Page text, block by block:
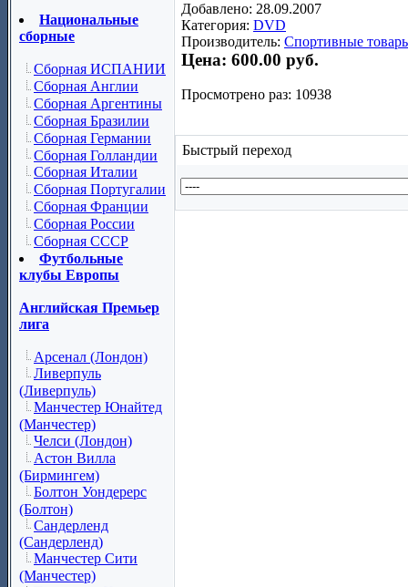
Национальные
сборные
Сборная ИСПАНИИ
Сборная Англии
Сборная Аргентины
Сборная Бразилии
Сборная Германии
Сборная Голландии
Сборная Италии
Сборная Португалии
Сборная Франции
Сборная России
Сборная СССР
Футбольные
клубы Европы
Английская Премьер
лига
Арсенал (Лондон)
Ливерпуль
(Ливерпуль)
Манчестер Юнайтед
(Манчестер)
Челси (Лондон)
Астон Вилла
(Бирмингем)
Болтон Уондерерс
(Болтон)
Сандерленд
(Сандерленд)
Манчестер Сити
(Манчестер)
Добавлено: 28.09.2007
Категория: DVD
Производитель: Спортивные
Цена: 600.00 руб.
Просмотрено раз: 10938
Быстрый переход